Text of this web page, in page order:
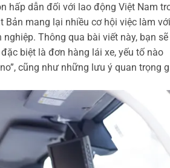
hấp dẫn đối với lao động Việt Nam
Bản mang lại nhiều cơ hội việc làm với
Thông qua bài viết này, bạn sẽ
đặc biệt là đơn hàng lái xe, yếu tố nào
cũng như những lưu ý quan trọng